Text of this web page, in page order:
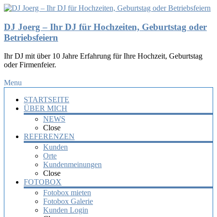
DJ Joerg – Ihr DJ für Hochzeiten, Geburtstag oder
Betriebsfeiern
Ihr DJ mit über 10 Jahre Erfahrung für Ihre Hochzeit, Geburtstag
oder Firmenfeier.
Menu
STARTSEITE
ÜBER MICH
NEWS
Close
REFERENZEN
Kunden
Orte
Kundenmeinungen
Close
FOTOBOX
Fotobox mieten
Fotobox Galerie
Kunden Login